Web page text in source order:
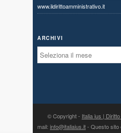
www.ildirittoamministrativo.it
ARCHIVI
Archivi
© Copyright - Italia ius |
mail: info@italiaius.it- Questo sito